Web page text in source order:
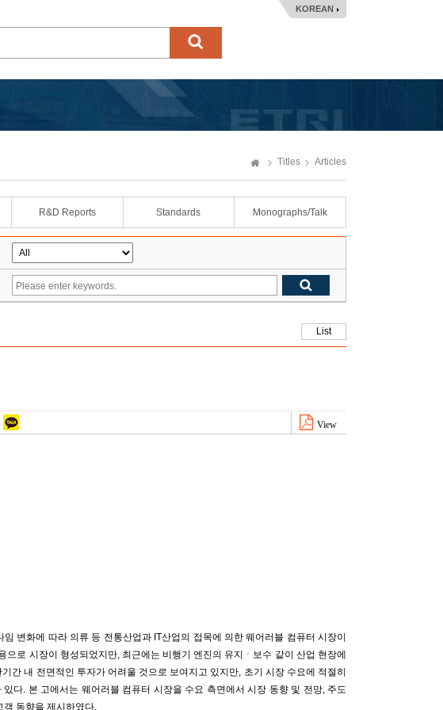
KOREAN
Titles Articles
R&D Reports Standards Monographs/Talk
List
View
변화에 따라 의류 등 전통산업과 IT산업의 접목에 의한 웨어러블 컴퓨터 시장이
로 시장이 형성되었지만, 최근에는 비행기 엔진의 유지ㆍ보수 같이 산업 현장에
간 내 전면적인 투자가 어려울 것으로 보여지고 있지만, 초기 시장 수요에 적절히
다. 본 고에서는 웨어러블 컴퓨터 시장을 수요 측면에서 시장 동향 및 전망, 주도
객 동향을 제시하였다.